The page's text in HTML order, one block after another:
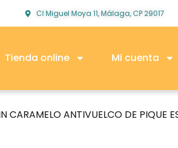
Cl Miguel Moya 11, Málaga, CP 29017
Tienda online Mi cuenta
CARAMELO ANTIVUELCO DE PIQUE